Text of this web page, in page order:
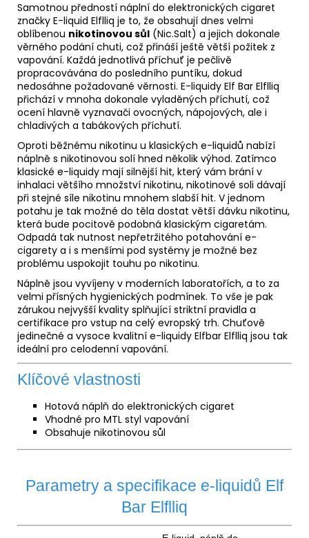
Samotnou předností náplní do elektronických cigaret
značky E-liquid Elflliq je to, že obsahují dnes velmi
oblíbenou nikotinovou sůl (Nic.Salt) a jejich dokonale
věrného podání chuti, což přináší ještě větší požitek z
vapování. Každá jednotlivá příchuť je pečlivě
propracovávána do posledního puntíku, dokud
nedosáhne požadované věrnosti. E-liquidy Elf Bar Elflliq
přichází v mnoha dokonale vyladěných příchutí, což
ocení hlavně vyznavači ovocných, nápojových, ale i
chladivých a tabákových příchutí.
Oproti běžnému nikotinu u klasických e-liquidů nabízí
náplně s nikotinovou solí hned několik výhod. Zatímco
klasické e-liquidy mají silnější hit, který vám brání v
inhalaci většího množství nikotinu, nikotinové soli dávají
při stejné síle nikotinu mnohem slabší hit. V jednom
potahu je tak možné do těla dostat větší dávku nikotinu,
která bude pocitově podobná klasickým cigaretám.
Odpadá tak nutnost nepřetržitého potahování e-
cigarety a i s menšími pod systémy je možné bez
problému uspokojit touhu po nikotinu.
Náplně jsou vyvíjeny v moderních laboratořích, a to za
velmi přísných hygienických podmínek. To vše je pak
zárukou nejvyšší kvality splňující striktní pravidla a
certifikace pro vstup na celý evropský trh. Chuťově
jedinečné a vysoce kvalitní e-liquidy Elfbar Elflliq jsou tak
ideální pro celodenní vapování.
Klíčové vlastnosti
Hotová náplň do elektronických cigaret
Vhodné pro MTL styl vapování
Obsahuje nikotinovou sůl
Parametry a specifikace e-liquidů Elf
Bar Elflliq